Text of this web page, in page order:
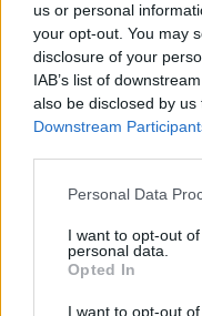
us or personal
your opt-out. You may
disclosure of your
IAB’s list of
also be disclosed by
Downstream
Please note that this
not limited to your visit
grant or deny consent
use your data for
consent section.
Personal Data
I want to opt-out
personal data.
Opted In
I want to opt-out
Az a fontos,
azt el tudom
kvalitásokban
bennünket. Ezzel
Siófokon sem
bármelyik
hozzáállása,
Ebben
játékosok, akikkel